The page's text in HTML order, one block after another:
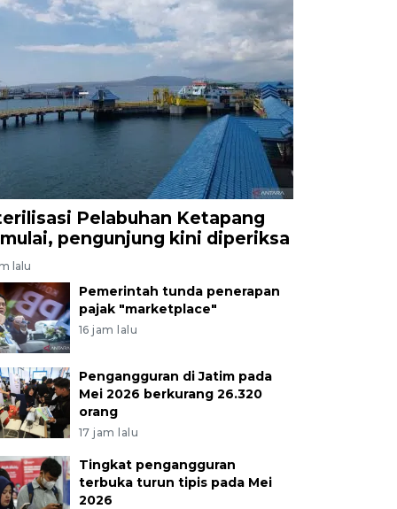
Pelabuhan Ketapang
pengunjung kini diperiksa
lalu
Pemerintah tunda penerapan
pajak "marketplace"
16 jam lalu
Pengangguran di Jatim pada
Mei 2026 berkurang 26.320
orang
17 jam lalu
Tingkat pengangguran
terbuka turun tipis pada Mei
2026